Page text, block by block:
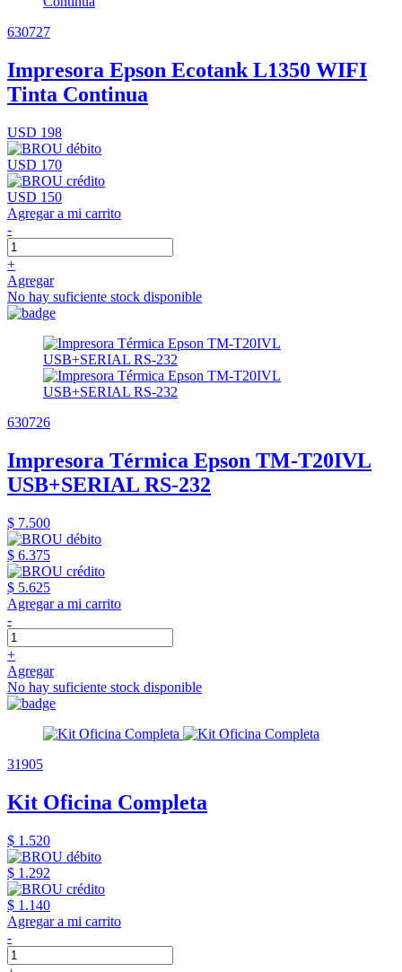
630727
Impresora Epson Ecotank L1350 WIFI
Tinta Continua
USD 198
USD 170
USD 150
Agregar a mi carrito
-
+
Agregar
No hay suficiente stock disponible
630726
Impresora Térmica Epson TM-T20IVL
USB+SERIAL RS-232
$ 7.500
$ 6.375
$ 5.625
Agregar a mi carrito
-
+
Agregar
No hay suficiente stock disponible
31905
Kit Oficina Completa
$ 1.520
$ 1.292
$ 1.140
Agregar a mi carrito
-